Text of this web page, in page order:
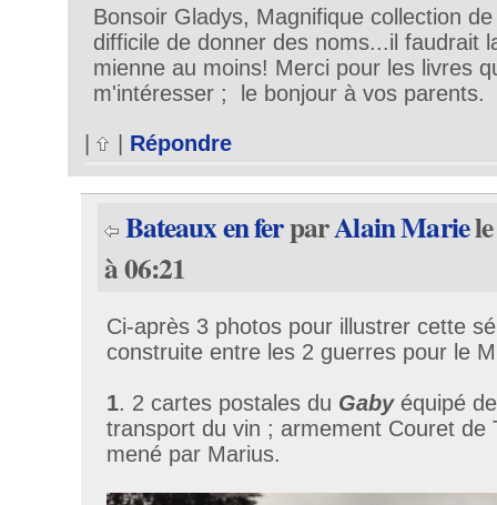
Bonsoir Gladys, Magnifique collection
difficile de donner des noms...il faudrait
mienne au moins! Merci pour les livres
m'intéresser ; le bonjour à vos parents.
| | Répondre
Bateaux en ferparAlain Mariele
à 06:21
Ci-après 3 photos pour illustrer cette
construite entre les 2 guerres pour le
1. 2 cartes postales du Gabyéquipé
transport du vin ; armement Couret de
mené par Marius.